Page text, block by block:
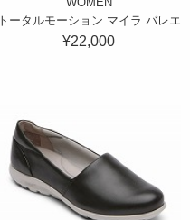
トータルモーション マイラ バレエ
¥22,000